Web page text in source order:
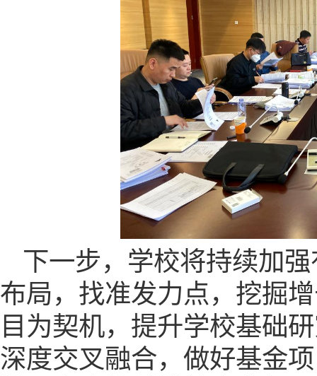
下一步，学校将持续加
布局，找准发力点，挖掘
目为契机，提升学校基础
深度交叉融合，做好基金